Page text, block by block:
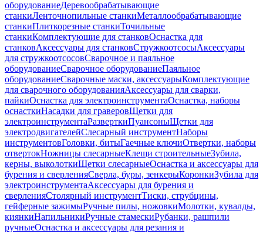
оборудованиеДеревообрабатывающие
станкиЛенточнопильные станкиМеталлообрабатывающие
станкиПлиткорезные станкиТочильные
станкиКомплектующие для станковОснастка для
станковАксессуары для станковСтружкоотсосыАксессуары
для стружкоотсосовСварочное и паяльное
оборудованиеСварочное оборудованиеПаяльное
оборудованиеСварочные маски, аксессуарыКомплектующие
для сварочного оборудованияАксессуары для сварки,
пайкиОснастка для электроинструментаОснастка, наборы
оснасткиНасадки для граверовЩетки для
электроинструментаРазверткиПуансоныЩетки для
электродвигателейСлесарный инструментНаборы
инструментовГоловки, битыГаечные ключиОтвертки, наборы
отвертокНожницы слесарныеКлещи строительныеЗубила,
керны, выколоткиЩетки слесарныеОснастка и аксессуары для
бурения и сверленияСверла, буры, зенкерыКоронкиЗубила для
электроинструментаАксессуары для бурения и
сверленияСтолярный инструментТиски, струбцины,
гейферные зажимыРучные пилы, ножовкиМолотки, кувалды,
киянкиНапильникиРучные стамескиРубанки, рашпили
ручныеОснастка и аксессуары для резания и